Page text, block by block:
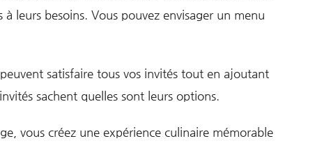
leurs besoins. Vous pouvez envisager un menu
satisfaire tous vos invités tout en ajoutant
sachent quelles sont leurs options.
vous créez une expérience culinaire mémorable